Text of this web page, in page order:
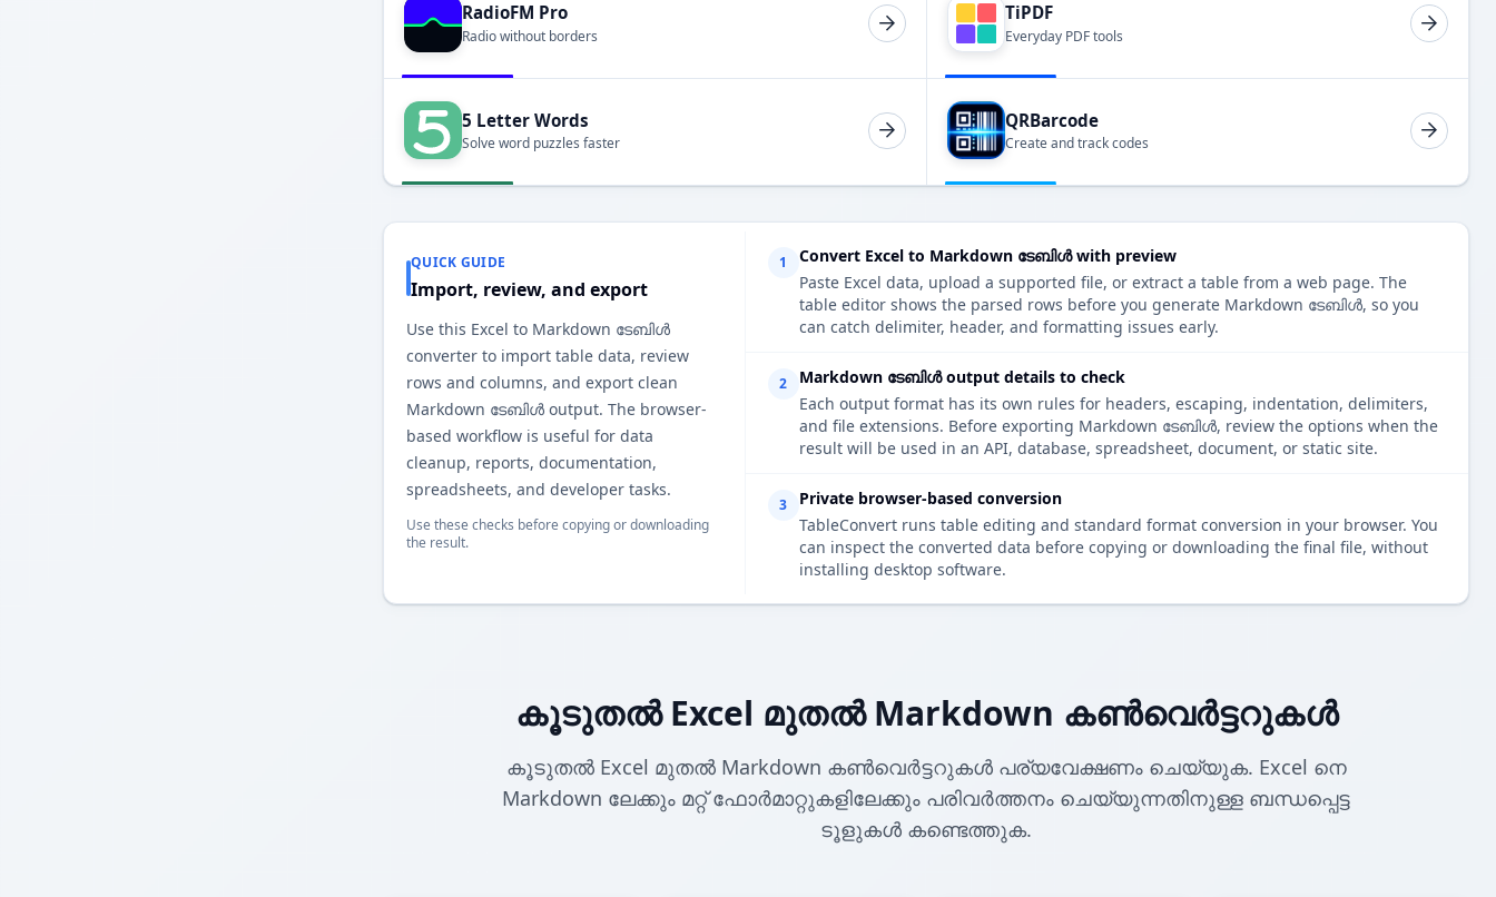
RadioFM Pro
Radio without borders
TiPDF
Everyday PDF tools
5 Letter Words
Solve word puzzles faster
QRBarcode
Create and track codes
QUICK GUIDE
Import, review, and export
Use this Excel to Markdown ടേബിൾ
converter to import table data, review
rows and columns, and export clean
Markdown ടേബിൾ output. The browser-
based workflow is useful for data
cleanup, reports, documentation,
spreadsheets, and developer tasks.
Use these checks before copying or downloading
the result.
1
Convert Excel to Markdown ടേബിൾ with preview
Paste Excel data, upload a supported file, or extract a table from a web page. The
table editor shows the parsed rows before you generate Markdown ടേബിൾ, so you
can catch delimiter, header, and formatting issues early.
2
Markdown ടേബിൾ output details to check
Each output format has its own rules for headers, escaping, indentation, delimiters,
and file extensions. Before exporting Markdown ടേബിൾ, review the options when the
result will be used in an API, database, spreadsheet, document, or static site.
3
Private browser-based conversion
TableConvert runs table editing and standard format conversion in your browser. You
can inspect the converted data before copying or downloading the final file, without
installing desktop software.
കൂടുതൽ Excel മുതൽ Markdown കൺവെർട്ടറുകൾ
കൂടുതൽ Excel മുതൽ Markdown കൺവെർട്ടറുകൾ പര്യവേക്ഷണം ചെയ്യുക. Excel നെ
Markdown ലേക്കും മറ്റ് ഫോർമാറ്റുകളിലേക്കും പരിവർത്തനം ചെയ്യുന്നതിനുള്ള ബന്ധപ്പെട്ട
ടൂളുകൾ കണ്ടെത്തുക.